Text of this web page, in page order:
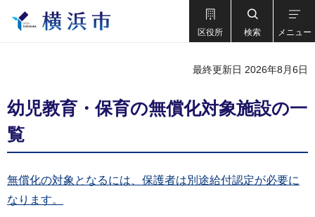
区役所 検索 メニュー
最終更新日 2026年8月6日
幼児教育・保育の無償化対象施設の一
覧
無償化の対象となるには、保護者は別途給付認定が必要に
なります。